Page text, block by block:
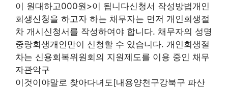
이 원대하고000원>이 됩니다신청서 작성방법개인
회생신청을 하고자 하는 채무자는 먼저 개인회생절
차 개시신청서를 작성하여야 합니다. 채무자의 성명
중랑회생개인만이 신청할 수 있습니다. 개인회생절
차는 신용회복위원회의 지원제도를 이용 중인 채무
자관악구
이것이야말로 찾아다녀도[내용양천구강북구 파산